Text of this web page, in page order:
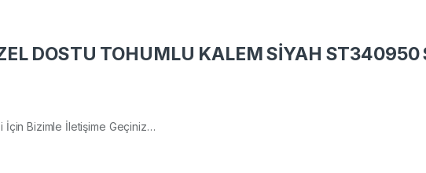
DOSTU TOHUMLU KALEM SİYAH ST340950
İçin Bizimle İletişime Geçiniz…